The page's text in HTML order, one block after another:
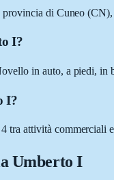
di Cuneo (CN),
I?
in auto, a piedi, in
I?
tra attività commerciali
Umberto I